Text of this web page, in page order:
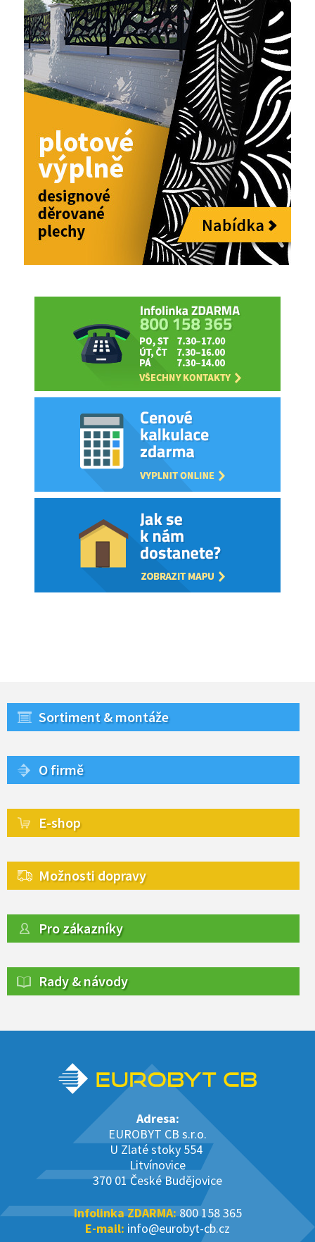
Sortiment & montáže
O firmě
E-shop
Možnosti dopravy
Pro zákazníky
Rady & návody
Adresa:
EUROBYT CB s.r.o.
U Zlaté stoky 554
Litvínovice
370 01 České Budějovice
Infolinka ZDARMA:800 158 365
E-mail: info@eurobyt-cb.cz